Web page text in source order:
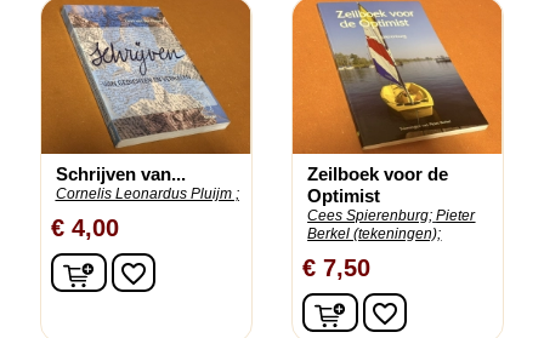
Schrijven van...
Cornelis Leonardus Pluijm ;
€ 4,00
In winkelwagen
favorite_border
Zeilboek voor de
Optimist
Cees Spierenburg; Pieter
Berkel (tekeningen);
€ 7,50
In winkelwagen
favorite_border